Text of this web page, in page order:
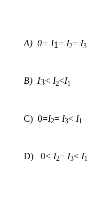
A) 0= I1 = I2= I3
B) I3< I2<I1
C) 0=I2= I3< I1
D) 0< I2= I3< I1